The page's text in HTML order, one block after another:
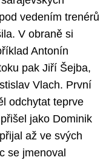
vedením trenérů
V obraně si
Antonín
pak Jiří Šejba,
Vlach. První
odchytat teprve
jako Dominik
až ve svých
se jmenoval